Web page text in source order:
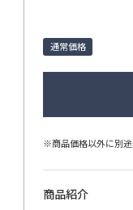
通常価格
※商品価格以外に別途
商品紹介